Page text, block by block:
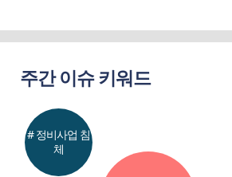
주간 이슈 키워드
# 정비사업 침
체